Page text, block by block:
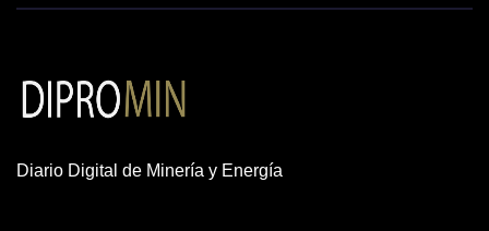
Diario Digital de Minería y Energía